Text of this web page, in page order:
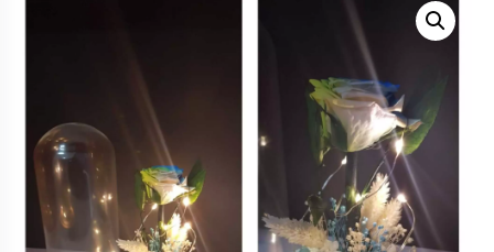
personalizadas
de boda
Árboles de Huellas para Primera
Comunión
Batas de comunión personalizadas
para niña